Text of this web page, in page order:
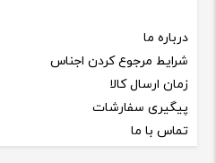
درباره ما
شرایط مرجوع کردن اجناس
زمان ارسال کالا
پیگیری سفارشات
تماس با ما